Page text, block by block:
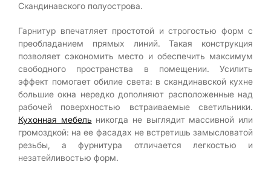
Скандинавского полуострова.
Гарнитур впечатляет простотой и строгостью форм с
преобладанием прямых линий. Такая конструкция
позволяет сэкономить место и обеспечить максимум
свободного пространства в помещении. Усилить
эффект помогает обилие света: в скандинавской кухне
большие окна нередко дополняют расположенные над
рабочей поверхностью встраиваемые светильники.
Кухонная мебель никогда не выглядит массивной или
громоздкой: на ее фасадах не встретишь замысловатой
резьбы, а фурнитура отличается легкостью и
незатейливостью форм.